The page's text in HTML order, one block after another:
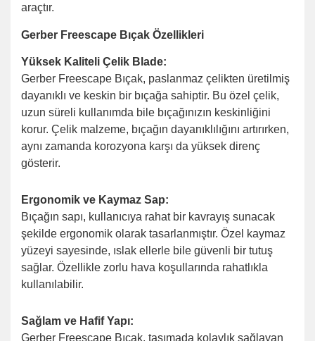
araçtır.
Gerber Freescape Bıçak Özellikleri
Yüksek Kaliteli Çelik Blade:
Gerber Freescape Bıçak, paslanmaz çelikten üretilmiş
dayanıklı ve keskin bir bıçağa sahiptir. Bu özel çelik,
uzun süreli kullanımda bile bıçağınızın keskinliğini
korur. Çelik malzeme, bıçağın dayanıklılığını artırırken,
aynı zamanda korozyona karşı da yüksek direnç
gösterir.
Ergonomik ve Kaymaz Sap:
Bıçağın sapı, kullanıcıya rahat bir kavrayış sunacak
şekilde ergonomik olarak tasarlanmıştır. Özel kaymaz
yüzeyi sayesinde, ıslak ellerle bile güvenli bir tutuş
sağlar. Özellikle zorlu hava koşullarında rahatlıkla
kullanılabilir.
Sağlam ve Hafif Yapı:
Gerber Freescape Bıçak, taşımada kolaylık sağlayan